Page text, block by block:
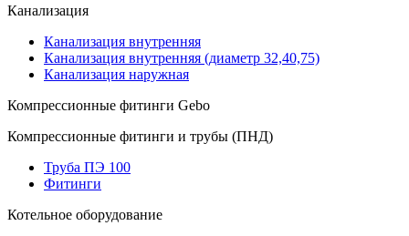
Канализация
Канализация внутренняя
Канализация внутренняя (диаметр 32,40,75)
Канализация наружная
Компрессионные фитинги Gebo
Компрессионные фитинги и трубы (ПНД)
Труба ПЭ 100
Фитинги
Котельное оборудование